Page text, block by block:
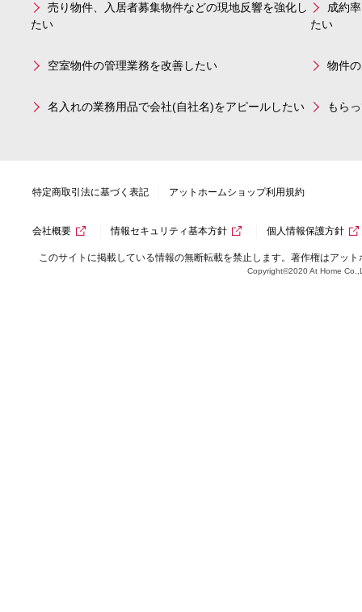
売り物件、入居者募集物件などの現地反響を強化し
たい
成約
たい
空室物件の管理業務を改善したい 物件
名入れの業務用品で会社(自社名)をアピールしたい もら
特定商取引法に基づく表記 アットホームショップ利用規約
会社概要 情報セキュリティ基本方針 個人情報保護方針
このサイトに掲載している情報の無断転載を禁止します。著作権はアッ
Copyright©2020 At Home